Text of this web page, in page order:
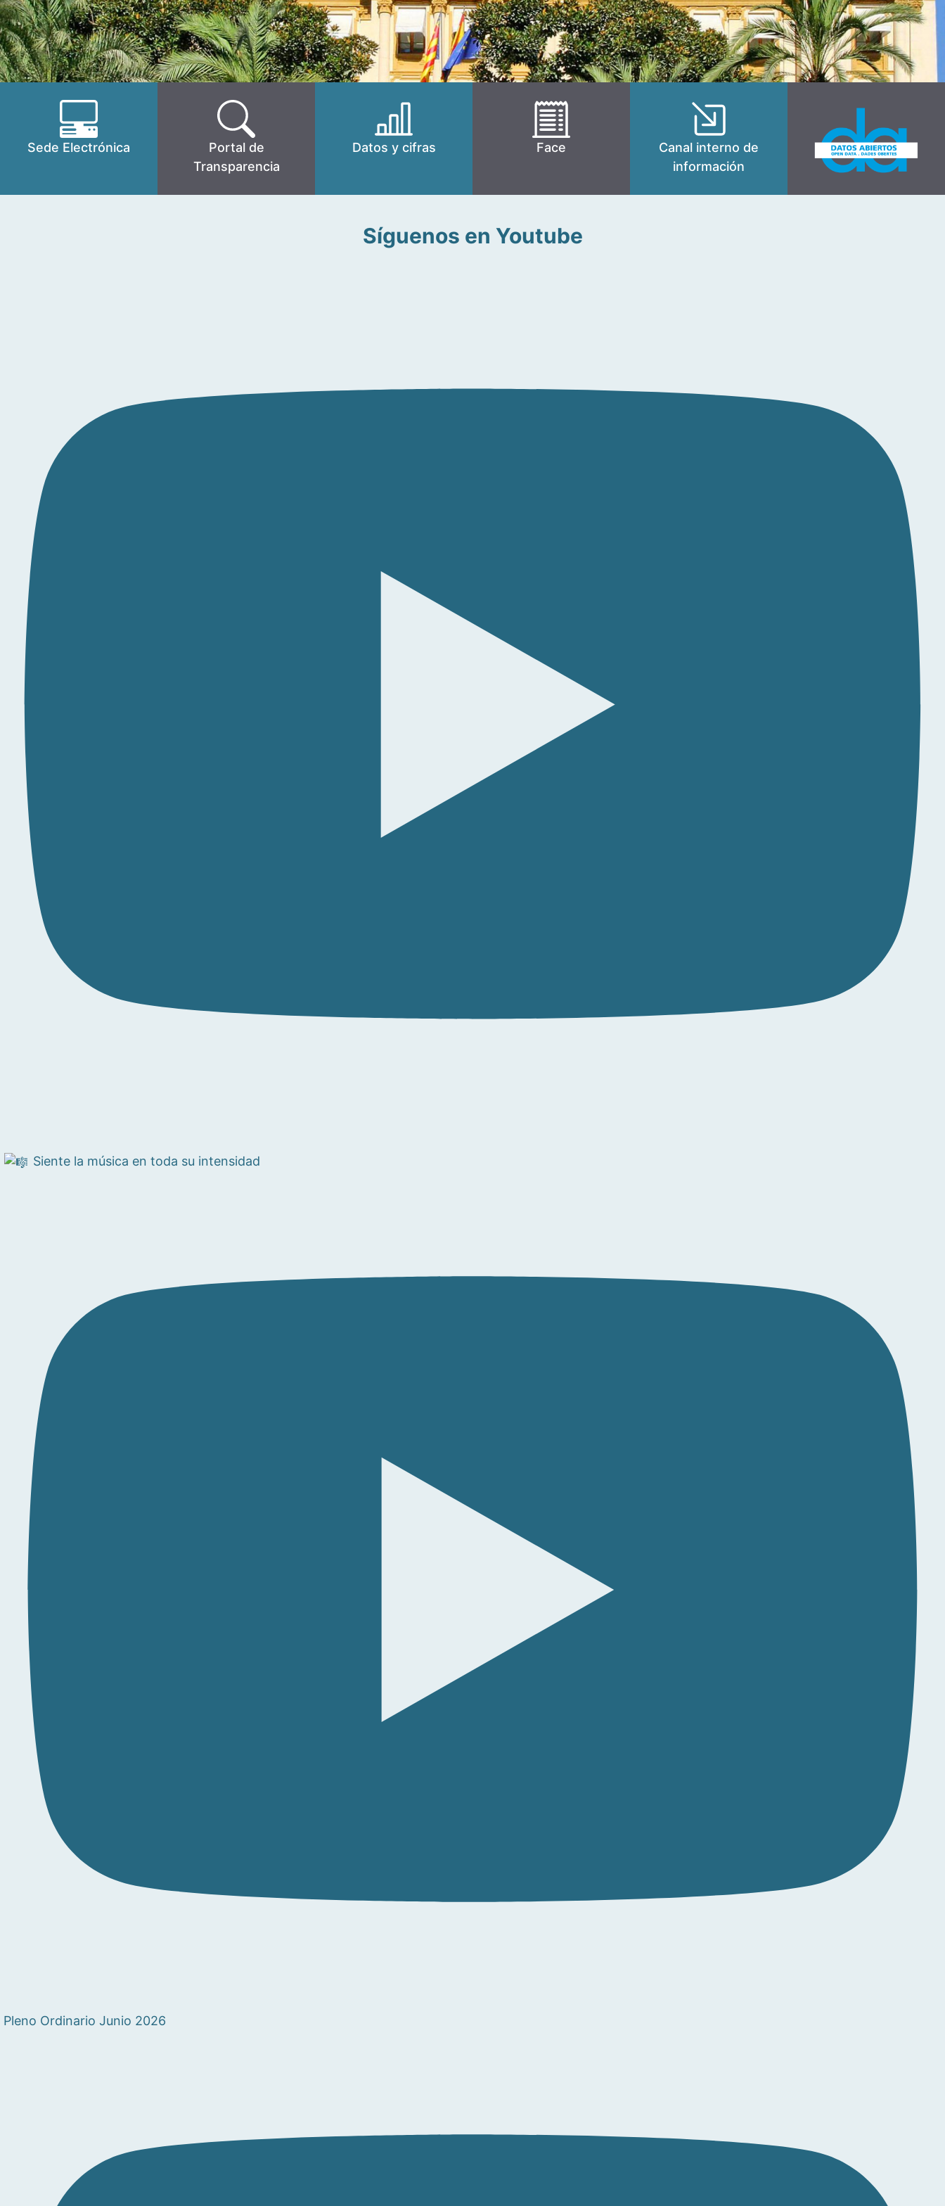
Sede Electrónica
Portal de
Transparencia
Datos y cifras Face
Canal interno de
información
Síguenos en Youtube
Siente la música en toda su intensidad
Pleno Ordinario Junio 2026